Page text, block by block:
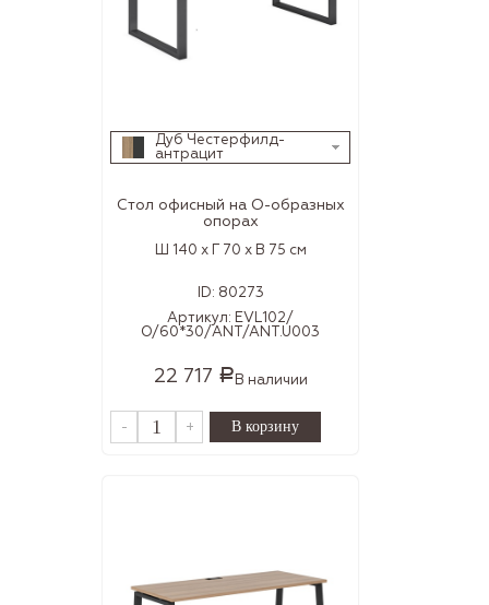
Дуб Честерфилд-
антрацит
Стол офисный на О-образных
опорах
Ш 140 x Г 70 x В 75 см
ID: 80273
Артикул: EVL102/
О/60*30/ANT/ANT.U003
22 717 Р В наличии
- +